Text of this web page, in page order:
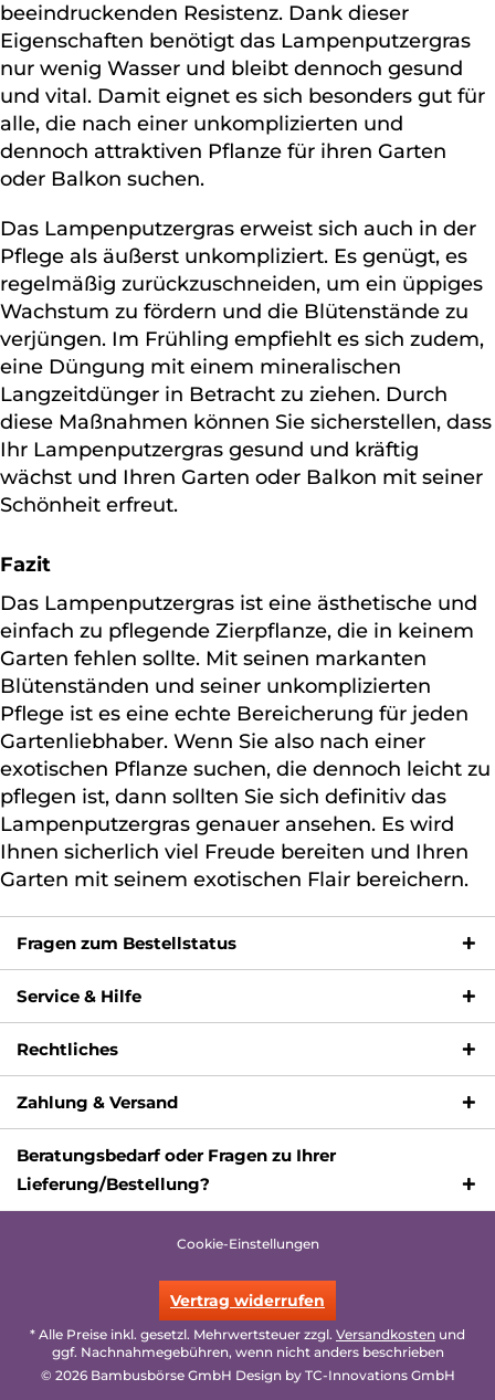
beeindruckenden Resistenz. Dank dieser
Eigenschaften benötigt das Lampenputzergras
nur wenig Wasser und bleibt dennoch gesund
und vital. Damit eignet es sich besonders gut für
alle, die nach einer unkomplizierten und
dennoch attraktiven Pflanze für ihren Garten
oder Balkon suchen.
Das Lampenputzergras erweist sich auch in der
Pflege als äußerst unkompliziert. Es genügt, es
regelmäßig zurückzuschneiden, um ein üppiges
Wachstum zu fördern und die Blütenstände zu
verjüngen. Im Frühling empfiehlt es sich zudem,
eine Düngung mit einem mineralischen
Langzeitdünger in Betracht zu ziehen. Durch
diese Maßnahmen können Sie sicherstellen, dass
Ihr Lampenputzergras gesund und kräftig
wächst und Ihren Garten oder Balkon mit seiner
Schönheit erfreut.
Fazit
Das Lampenputzergras ist eine ästhetische und
einfach zu pflegende Zierpflanze, die in keinem
Garten fehlen sollte. Mit seinen markanten
Blütenständen und seiner unkomplizierten
Pflege ist es eine echte Bereicherung für jeden
Gartenliebhaber. Wenn Sie also nach einer
exotischen Pflanze suchen, die dennoch leicht zu
pflegen ist, dann sollten Sie sich definitiv das
Lampenputzergras genauer ansehen. Es wird
Ihnen sicherlich viel Freude bereiten und Ihren
Garten mit seinem exotischen Flair bereichern.
Fragen zum Bestellstatus
Service & Hilfe
Rechtliches
Zahlung & Versand
Beratungsbedarf oder Fragen zu Ihrer
Lieferung/Bestellung?
Cookie-Einstellungen
Vertrag widerrufen
* Alle Preise inkl. gesetzl. Mehrwertsteuer zzgl. Versandkosten und
ggf. Nachnahmegebühren, wenn nicht anders beschrieben
© 2026 Bambusbörse GmbH Design by TC-Innovations GmbH